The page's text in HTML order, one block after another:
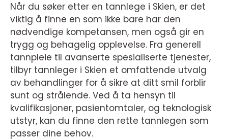
Når du søker etter en tannlege i Skien, er det
viktig å finne en som ikke bare har den
nødvendige kompetansen, men også gir en
trygg og behagelig opplevelse. Fra generell
tannpleie til avanserte spesialiserte tjenester,
tilbyr tannleger i Skien et omfattende utvalg
av behandlinger for å sikre at ditt smil forblir
sunt og strålende. Ved å ta hensyn til
kvalifikasjoner, pasientomtaler, og teknologisk
utstyr, kan du finne den rette tannlegen som
passer dine behov.